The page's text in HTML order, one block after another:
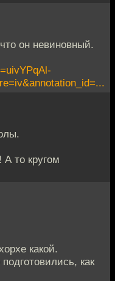
он невиновный.
то кругом
какой.
как